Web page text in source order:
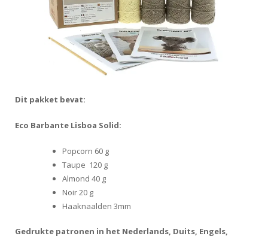
Dit pakket bevat:
Eco Barbante Lisboa Solid:
Popcorn 60 g
Taupe 120 g
Almond 40 g
Noir 20 g
Haaknaalden 3mm
Gedrukte patronen in het Nederlands, Duits, Engels,